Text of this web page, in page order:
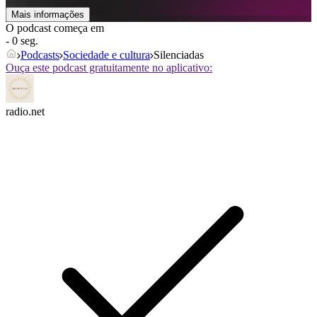
Mais informações
O podcast começa em
- 0 seg.
Podcasts Sociedade e cultura Silenciadas
Ouça este podcast gratuitamente no aplicativo:
radio.net